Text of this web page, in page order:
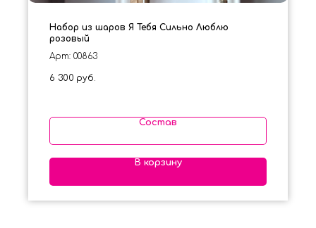
Набор из шаров Я Тебя Сильно Люблю
розовый
Арт: 00863
6 300 руб.
Состав
В корзину